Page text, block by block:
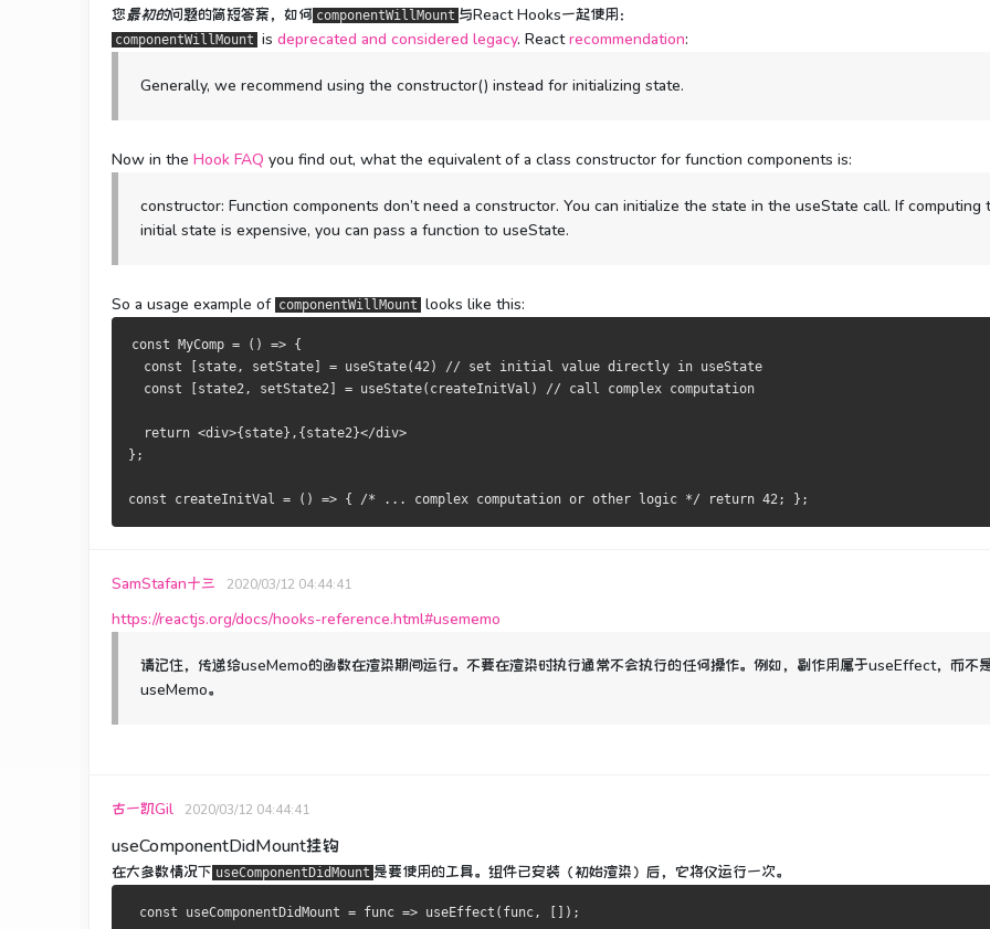
您最初的问题的简短答案，如何 componentWillMount 与React Hooks一起使用：
componentWillMount is deprecated and considered legacy. Reactrecommendation:
Generally, we recommend using the constructor() instead for initializing state.
Now in the Hook FAQ you find out, what the equivalent of a class constructor for function components is:
constructor: Function components don’t need a constructor. You can initialize the state in the useState call. If computing
initial state is expensive, you can pass a function to useState.
So a usage example of componentWillMount looks like this:
const MyComp = () => {
  const [state, setState] = useState(42) // set initial value directly in useState
  const [state2, setState2] = useState(createInitVal) // call complex computation
  return <div>{state},{state2}</div>
};
const createInitVal = () => { /* ... complex computation or other logic */ return 42; };
SamStafan十三 2020/03/12 04:44:41
https://reactjs.org/docs/hooks-reference.html#usememo
请记住，传递给useMemo的函数在渲染期间运行。 不要在渲染时执行通常不会执行的任何操作。 例如，副作用属于useEffect，而不
useMemo。
古一凯Gil 2020/03/12 04:44:41
useComponentDidMount挂钩
在大多数情况下 useComponentDidMount 是要使用的工具。 组件已安装（初始渲染）后，它将仅运行一次。